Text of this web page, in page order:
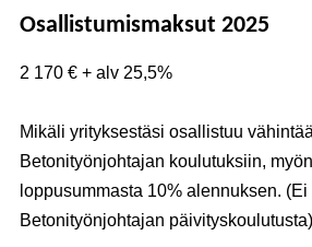
Osallistumismaksut 2025
2 170 € + alv 25,5%
Mikäli yrityksestäsi osallistuu
Betonityönjohtajan koulutuksiin,
loppusummasta 10% alennuksen. (Ei
Betonityönjohtajan